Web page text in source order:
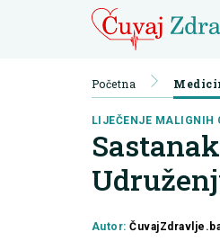
Početna
LIJEČENJE MALIGNIH
Autor: